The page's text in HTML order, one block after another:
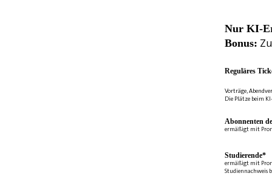
Nur KI-
Bonus:
Reguläres
Vorträge,
Die Plätze beim
Abonnenten
ermäßigt mit
Studierende*
ermäßigt mit
Studiennachweis